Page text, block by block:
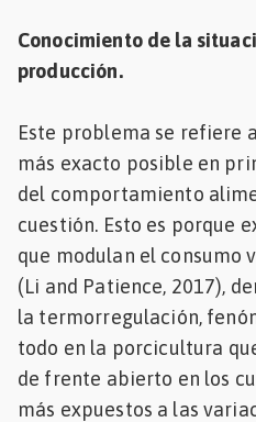
Conocimiento de la
producción.
Este problema se refiere
más exacto posible en
del comportamiento
cuestión. Esto es porque
que modulan el consumo
(Li and Patience, 2017),
la termorregulación,
todo en la porcicultura
de frente abierto en los
más expuestos a las